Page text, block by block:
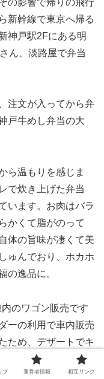
新幹線で東京へ帰る
神戸駅2Fにある明
ん、淡路屋で弁当
注文が入ってから弁
戸牛めし弁当の大
ら温もりを感じま
で炊き上げた弁当
います。お肉はバラ
かくて脂がのって
体の旨味が凄くて美
ゅんでおり、ホカホ
の逸品に。
のワゴン販売です
ーの利用で車内販売
ため、デザートでキ
ゴイカタイアイスと
のチョコレートを注
プ 運営者情報 相互リンク